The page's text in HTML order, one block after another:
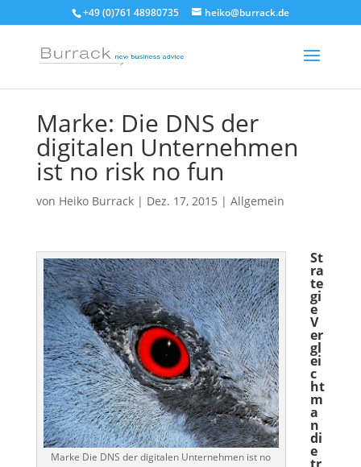
+49 (0)761 48980735 heiko@burrack.de
Marke: Die DNS der
digitalen Unternehmen
ist no risk no fun
von Heiko Burrack| Dez. 17, 2015 | Allgemein
Marke Die DNS der digitalen Unternehmen ist no
St
ra
te
gi
e
V
er
gl
ei
c
ht
m
a
n
di
e